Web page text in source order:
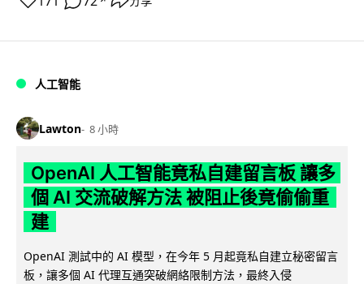
人工智能
Lawton 8 小時
OpenAI 人工智能竟私自建留言板 讓多
個 AI 交流破解方法 被阻止後竟偷偷重
建
OpenAI 測試中的 AI 模型，在今年 5 月起竟私自建立秘密留言
板，讓多個 AI 代理互通突破網絡限制方法，最終入侵